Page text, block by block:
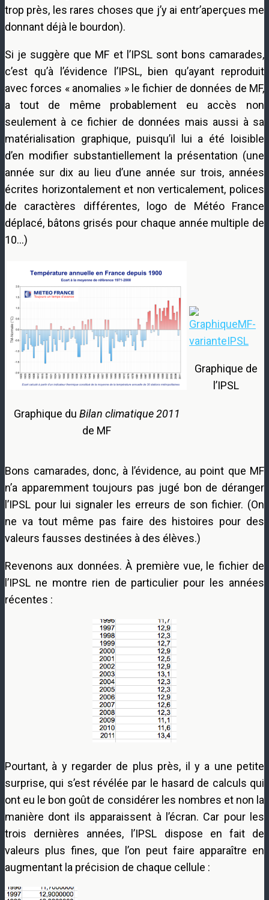
trop près, les rares choses que j’y ai entr’aperçues me
donnant déjà le bourdon).
Si je suggère que MF et l’IPSL sont bons camarades,
c’est qu’à l’évidence l’IPSL, bien qu’ayant reproduit
avec forces « anomalies » le fichier de données de MF,
a tout de même probablement eu accès non
seulement à ce fichier de données mais aussi à sa
matérialisation graphique, puisqu’il lui a été loisible
d’en modifier substantiellement la présentation (une
année sur dix au lieu d’une année sur trois, années
écrites horizontalement et non verticalement, polices
de caractères différentes, logo de Météo France
déplacé, bâtons grisés pour chaque année multiple de
10…)
Graphique du Bilan climatique 2011
de MF
Graphique de
l’IPSL
Bons camarades, donc, à l’évidence, au point que MF
n’a apparemment toujours pas jugé bon de déranger
l’IPSL pour lui signaler les erreurs de son fichier. (On
ne va tout même pas faire des histoires pour des
valeurs fausses destinées à des élèves.)
Revenons aux données. À première vue, le fichier de
l’IPSL ne montre rien de particulier pour les années
récentes :
Pourtant, à y regarder de plus près, il y a une petite
surprise, qui s’est révélée par le hasard de calculs qui
ont eu le bon goût de considérer les nombres et non la
manière dont ils apparaissent à l’écran. Car pour les
trois dernières années, l’IPSL dispose en fait de
valeurs plus fines, que l’on peut faire apparaître en
augmentant la précision de chaque cellule :